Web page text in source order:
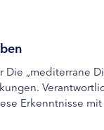
Die
Erkenntnisse